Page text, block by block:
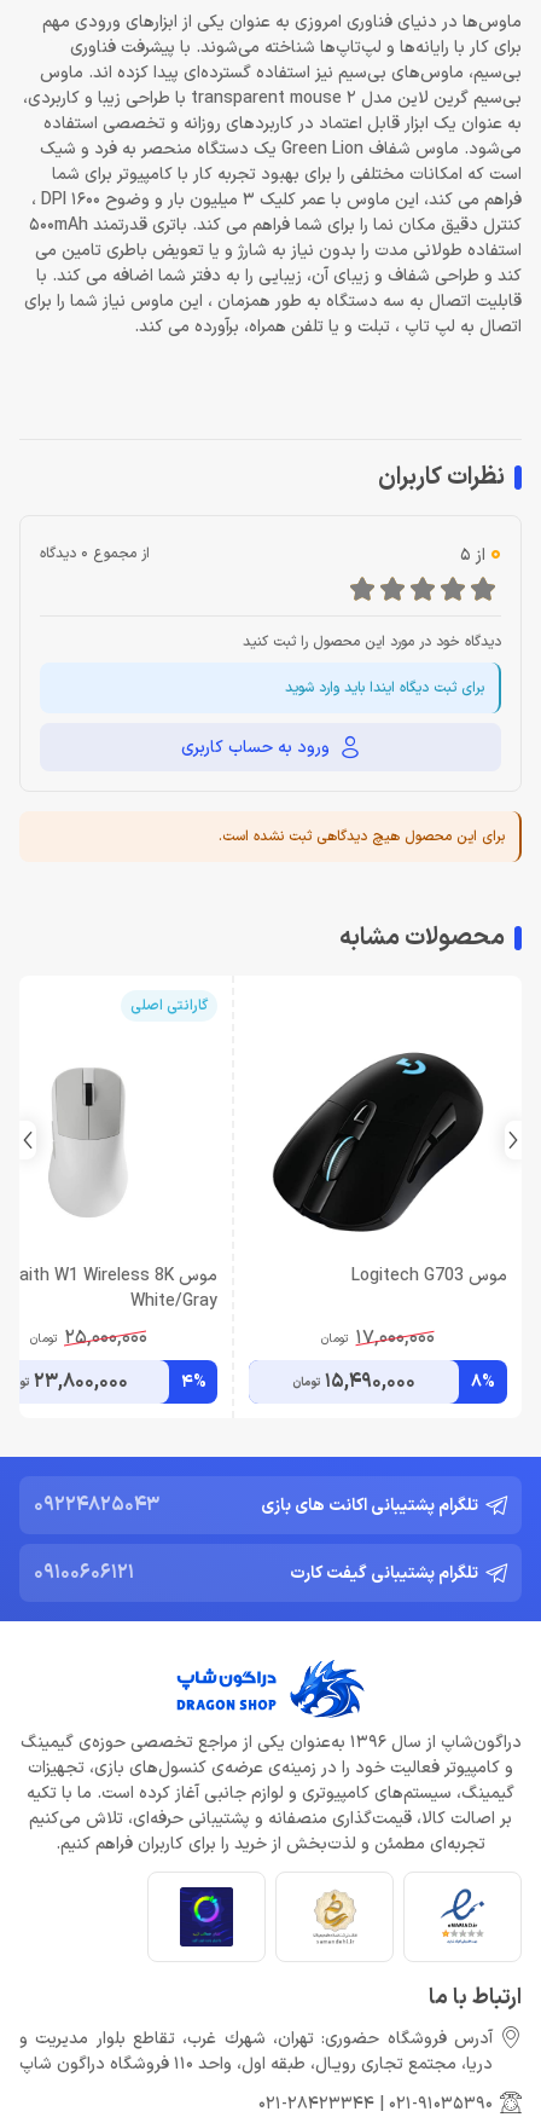
ماوس‌ها در دنیای فناوری امروزی به عنوان یکی از ابزارهای ورودی مهم
برای کار با رایانه‌ها و لپ‌تاپ‌ها شناخته می‌شوند. با پیشرفت فناوری
بی‌سیم، ماوس‌های بی‌سیم نیز استفاده گسترده‌ای پیدا کزده اند. ماوس
بی‌سیم گرین لاین مدل transparent mouse 2 با طراحی زیبا و کاربردی،
به عنوان یک ابزار قابل اعتماد در کاربردهای روزانه و تخصصی استفاده
می‌شود. ماوس شفاف Green Lion یک دستگاه منحصر به فرد و شیک
است که امکانات مختلفی را برای بهبود تجربه کار با کامپیوتر برای شما
فراهم می کند، این ماوس با عمر کلیک 3 میلیون بار و وضوح 1600 DPI ،
کنترل دقیق مکان نما را برای شما فراهم می کند. باتری قدرتمند 500mAh
استفاده طولانی مدت را بدون نیاز به شارژ و یا تعویض باطری تامین می
کند و طراحی شفاف و زیبای آن، زیبایی را به دفتر شما اضافه می کند. با
قابلیت اتصال به سه دستگاه به طور همزمان ، این ماوس نیاز شما را برای
اتصال به لپ تاپ ، تبلت و یا تلفن همراه، برآورده می کند.
نظرات کاربران
0 از 5 از مجموع 0 دیدگاه
دیدگاه خود در مورد این محصول را ثبت کنید
برای ثبت دیگاه ایندا باید وارد شوید
ورود به حساب کاربری
برای این محصول هیچ دیدگاهی ثبت نشده است.
محصولات مشابه
موس Logitech G703
17,000,000 تومان
8%
15,490,000 تومان
گارانتی اصلی
موس Wraith W1 Wireless 8K
White/Gray
25,000,000 تومان
4%
23,800,000 تومان
تلگرام پشتیبانی اکانت های بازی 09224825043
تلگرام پشتیبانی گیفت کارت 09100606121
دراگون‌شاپ از سال 1396 به‌عنوان یکی از مراجع تخصصی حوزه‌ی گیمینگ
و کامپیوتر فعالیت خود را در زمینه‌ی عرضه‌ی کنسول‌های بازی، تجهیزات
گیمینگ، سیستم‌های کامپیوتری و لوازم جانبی آغاز کرده است. ما با تکیه
بر اصالت کالا، قیمت‌گذاری منصفانه و پشتیبانی حرفه‌ای، تلاش می‌کنیم
تجربه‌ای مطمئن و لذت‌بخش از خرید را برای کاربران فراهم کنیم.
ارتباط با ما
آدرس فروشگاه حضوری: تهران، شهرك غرب، تقاطع بلوار مدیریت و
دريا، مجتمع تجارى رويـال، طبقه اول، واحد 110 فروشگاه دراگون شاپ
021-91035390
021-28423344